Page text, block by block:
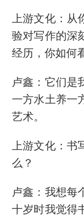
上游文化：
验对写作的深
经历，你如何
卢鑫：它们是
一方水土养一
艺术。
上游文化：
么？
卢鑫：我想每
十岁时我觉得